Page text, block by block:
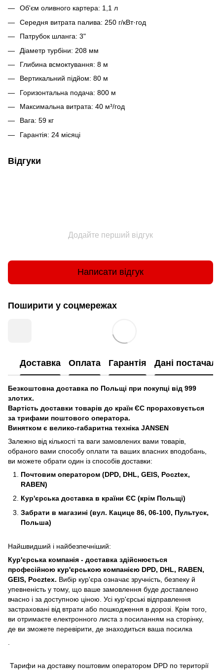
Об'єм оливного картера: 1,1 л
Середня витрата палива: 250 г/кВт·год
Патрубок шланга: 3"
Діаметр турбіни: 208 мм
Глибина всмоктування: 8 м
Вертикальний підйом: 80 м
Горизонтальна подача: 800 м
Максимальна витрата: 40 м³/год
Вага: 59 кг
Гарантія: 24 місяці
Відгуки
Додайте перший відгук
Написати відгук
Поширити у соцмережах
Доставка Оплата Гарантія Дані
Безкоштовна доставка по Польщі при покупці від 999
злотих.
Вартість доставки товарів до країн ЄС прораховується
за трифами поштового оператора.
Винятком є велико-габаритна техніка JANSEN
Залежно від кількості та ваги замовлених вами товарів,
обраного вами способу оплати та ваших власних вподобань,
ви можете обрати один із способів доставки:
Почтовим оператором (DPD, DHL, GEIS, Pocztex,
RABEN)
Кур'єрська доставка в країни ЄС (крім Польщі)
Забрати в магазині (вул. Кацице 86, 06-100, Пультуск,
Польша)
Найшвидший і найбезпечніший:
Кур'єрська компанія - доставка здійснюється
професійною кур'єрською компанією DPD, DHL, RABEN,
GEIS, Pocztex. Вибір кур'єра означає зручність, безпеку й
упевненість у тому, що ваше замовлення буде доставлено
вчасно і за доступною ціною. Усі кур'єрські відправлення
застраховані від втрати або пошкодження в дорозі. Крім того,
ви отримаєте електронного листа з посиланням на сторінку,
де ви зможете перевірити, де знаходиться ваша посилка
Тарифи на доставку поштовим оператором DPD по території